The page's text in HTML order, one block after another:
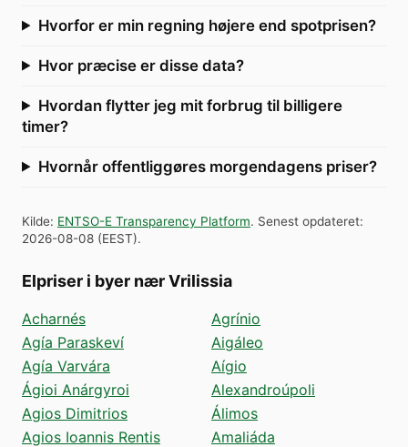
Hvorfor er min regning højere end spotprisen?
Hvor præcise er disse data?
Hvordan flytter jeg mit forbrug til billigere
timer?
Hvornår offentliggøres morgendagens priser?
Kilde: ENTSO-E Transparency Platform. Senest opdateret:
2026-08-08 (EEST).
Elpriser i byer nær Vrilissia
Acharnés
Agía Paraskeví
Agía Varvára
Ágioi Anárgyroi
Agios Dimitrios
Agios Ioannis Rentis
Agrínio
Aigáleo
Aígio
Alexandroúpoli
Álimos
Amaliáda